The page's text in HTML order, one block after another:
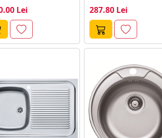
Lei 287.80 Lei